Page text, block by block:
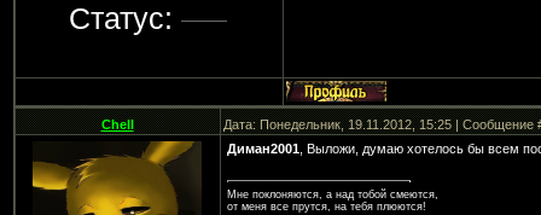
Статус:
Chell Дата: Понедельник, 19.11.2012, 15:25 | Сообщение
Диман2001, Выложи, думаю хотелось бы всем
Мне поклоняются, а над тобой смеются,
от меня все прутся, на тебя плюются!